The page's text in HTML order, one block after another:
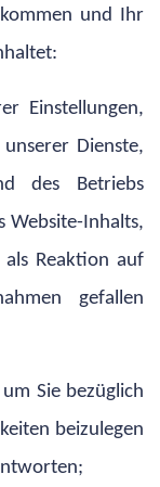
und Ihr
Einstellungen,
Dienste,
des Betriebs
Website-Inhalts,
Reaktion auf
gefallen
Sie bezüglich
beizulegen